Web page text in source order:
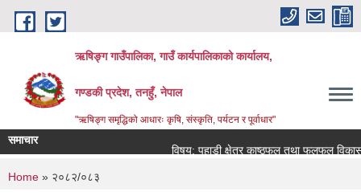
Skip to main content
ऋषिङ्ग गाउँपालिका, गाउँ कार्यपालिकाको कार्यालय,
गण्डकी प्रदेश, तनहुँ, नेपाल
"ऋषिङ्ग समृद्धिको आधारः कृषि, संस्कृति, पर्यटन र पूर्वाधार"
समाचार
विषय: पहाडी क्षेत्र काष्ठफल तथा फलफूल
You are here
Home » २०८२/०८३